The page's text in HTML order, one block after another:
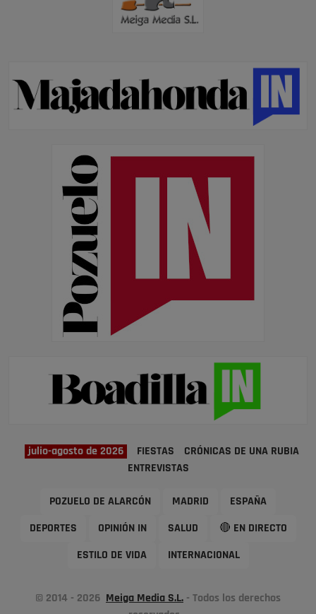
julio-agosto de 2026 FIESTAS
CRÓNICAS DE UNA RUBIA
ENTREVISTAS
POZUELO DE ALARCÓN MADRID ESPAÑA
DEPORTES OPINIÓN IN SALUD 🔴 EN DIRECTO
ESTILO DE VIDA INTERNACIONAL
© 2014 - 2026 Meiga Media S.L. - Todos los derechos